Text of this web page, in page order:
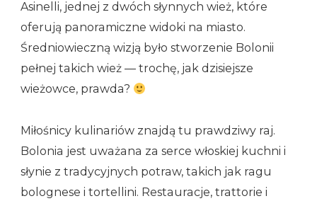
Asinelli, jednej z dwóch słynnych wież, które
oferują panoramiczne widoki na miasto.
Średniowieczną wizją było stworzenie Bolonii
pełnej takich wież — trochę, jak dzisiejsze
wieżowce, prawda?
Miłośnicy kulinariów znajdą tu prawdziwy raj.
Bolonia jest uważana za serce włoskiej kuchni i
słynie z tradycyjnych potraw, takich jak ragu
bolognese i tortellini. Restauracje, trattorie i